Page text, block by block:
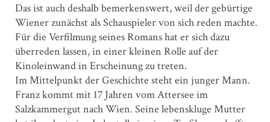
Das ist auch deshalb bemerkenswert, weil der gebürtige
Wiener zunächst als Schauspieler von sich reden machte.
Für die Verfilmung seines Romans hat er sich dazu
überreden lassen, in einer kleinen Rolle auf der
Kinoleinwand in Erscheinung zu treten.
Im Mittelpunkt der Geschichte steht ein junger Mann.
Franz kommt mit 17 Jahren vom Attersee im
Salzkammergut nach Wien. Seine lebenskluge Mutter